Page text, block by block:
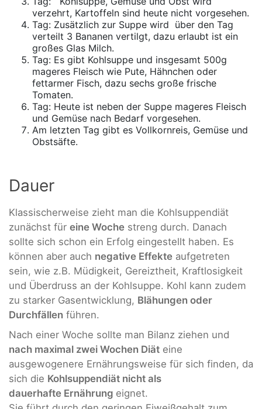
verzehrt, Kartoffeln sind heute nicht vorgesehen.
Tag: Zusätzlich zur Suppe wird über den Tag
verteilt 3 Bananen vertilgt, dazu erlaubt ist ein
großes Glas Milch.
Tag: Es gibt Kohlsuppe und insgesamt 500g
mageres Fleisch wie Pute, Hähnchen oder
fettarmer Fisch, dazu sechs große frische
Tomaten.
Tag: Heute ist neben der Suppe mageres Fleisch
und Gemüse nach Bedarf vorgesehen.
Am letzten Tag gibt es Vollkornreis, Gemüse und
Obstsäfte.
Dauer
Klassischerweise zieht man die Kohlsuppendiät
zunächst für eine Woche streng durch. Danach
sollte sich schon ein Erfolg eingestellt haben. Es
können aber auch negative Effekte aufgetreten
sein, wie z.B. Müdigkeit, Gereiztheit, Kraftlosigkeit
und Überdruss an der Kohlsuppe. Kohl kann zudem
zu starker Gasentwicklung, Blähungen oder
Durchfällen führen.
Nach einer Woche sollte man Bilanz ziehen und
nach maximal zwei Wochen Diät eine
ausgewogenere Ernährungsweise für sich finden, da
sich die Kohlsuppendiät nicht als
dauerhafte Ernährung eignet.